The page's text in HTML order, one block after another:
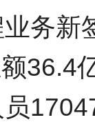
务新
36.4